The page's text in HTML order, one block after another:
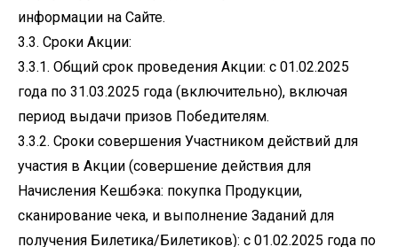
информации на Сайте.
3.3. Сроки Акции:
3.3.1. Общий срок проведения Акции: с 01.02.2025
года по 31.03.2025 года (включительно), включая
период выдачи призов Победителям.
3.3.2. Сроки совершения Участником действий для
участия в Акции (совершение действия для
Начисления Кешбэка: покупка Продукции,
сканирование чека, и выполнение Заданий для
получения Билетика/Билетиков): с 01.02.2025 года по